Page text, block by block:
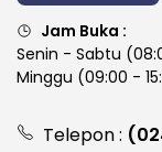
Jam Buka :
Senin - Sabtu
Minggu (09:00 -
Telepon :